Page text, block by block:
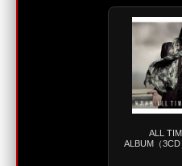
ALL
ALBUM（